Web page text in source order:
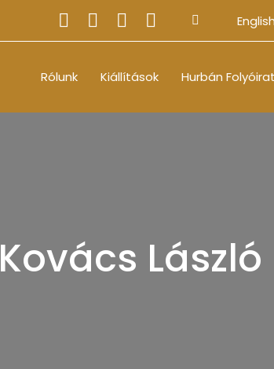
English
Rólunk Kiállítások Hurbán Folyóirat
Kovács László